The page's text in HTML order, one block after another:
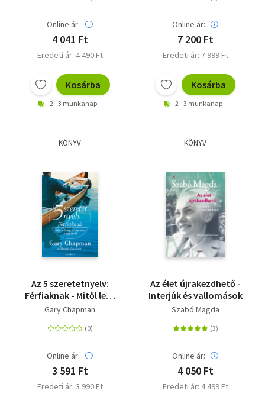
Online ár:
4 041 Ft
Eredeti ár: 4 490 Ft
Kosárba
2 - 3 munkanap
Online ár:
7 200 Ft
Eredeti ár: 7 999 Ft
Kosárba
2 - 3 munkanap
KÖNYV
Az 5 szeretetnyelv:
Férfiaknak - Mitől lesz
egy jó kapcsolat
Gary Chapman
Online ár:
3 591 Ft
Eredeti ár: 3 990 Ft
KÖNYV
Az élet újrakezdhető -
Interjúk és vallomások
Szabó Magda
Online ár:
4 050 Ft
Eredeti ár: 4 499 Ft